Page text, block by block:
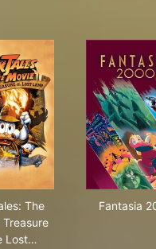
The
Lost…
Fantasia